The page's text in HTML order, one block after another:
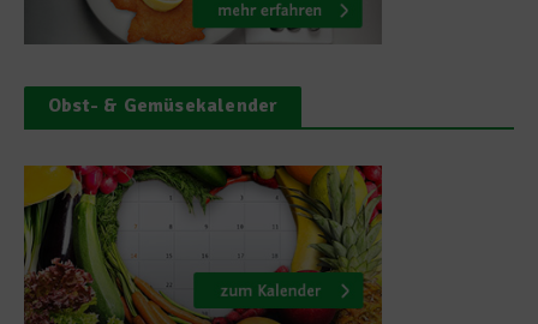
Obst- & Gemüsekalender